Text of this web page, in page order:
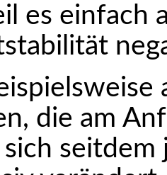
es einfach
die am